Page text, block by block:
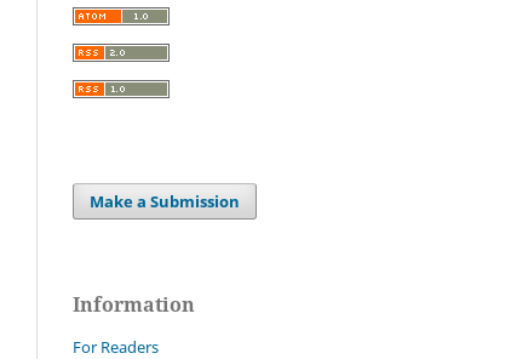
Make a Submission
Information
For Readers